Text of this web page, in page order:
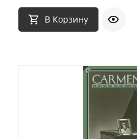
В Корзину